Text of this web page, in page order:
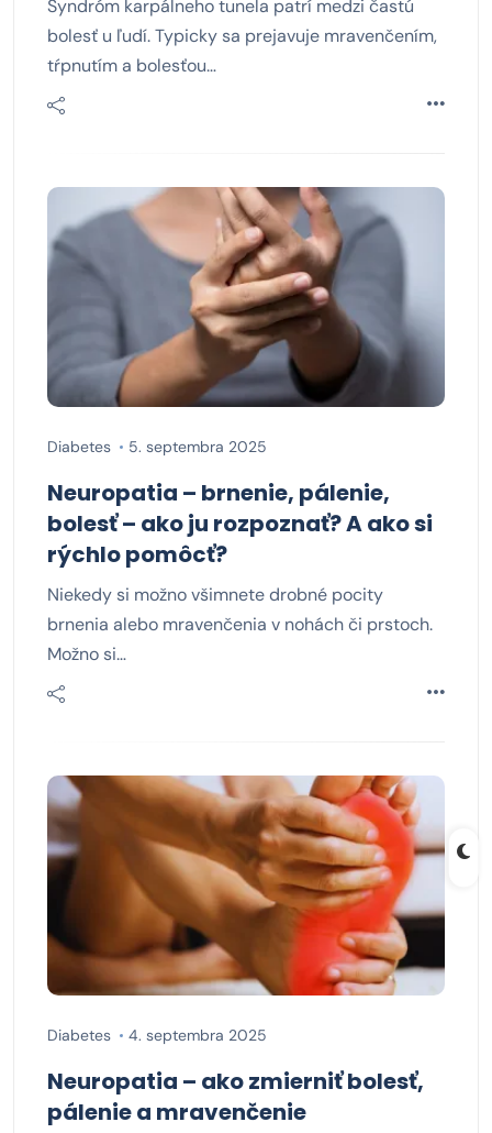
Syndróm karpálneho tunela patrí medzi častú
bolesť u ľudí. Typicky sa prejavuje mravenčením,
tŕpnutím a bolesťou…
Diabetes 5. septembra 2025
Neuropatia – brnenie, pálenie,
bolesť – ako ju rozpoznať? A ako si
rýchlo pomôcť?
Niekedy si možno všimnete drobné pocity
brnenia alebo mravenčenia v nohách či prstoch.
Možno si…
Diabetes 4. septembra 2025
Neuropatia – ako zmierniť bolesť,
pálenie a mravenčenie